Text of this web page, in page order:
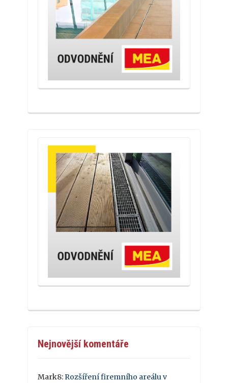
Nejnovější komentáře
Mark8: Rozšíření firemního areálu v